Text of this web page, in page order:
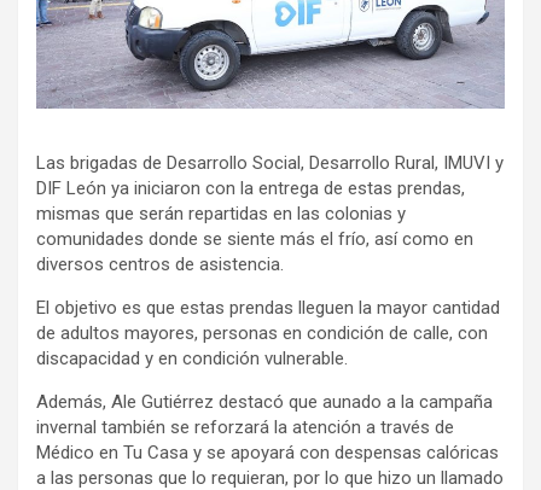
Las brigadas de Desarrollo Social, Desarrollo Rural, IMUVI y
DIF León ya iniciaron con la entrega de estas prendas,
mismas que serán repartidas en las colonias y
comunidades donde se siente más el frío, así como en
diversos centros de asistencia.
El objetivo es que estas prendas lleguen la mayor cantidad
de adultos mayores, personas en condición de calle, con
discapacidad y en condición vulnerable.
Además, Ale Gutiérrez destacó que aunado a la campaña
invernal también se reforzará la atención a través de
Médico en Tu Casa y se apoyará con despensas calóricas
a las personas que lo requieran, por lo que hizo un llamado